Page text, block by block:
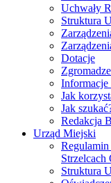
Uchwały
Struktura
Dotacje
Informacje
Jak
Jak
Redakcja
Urząd Miejski
Strzelcach
Struktura